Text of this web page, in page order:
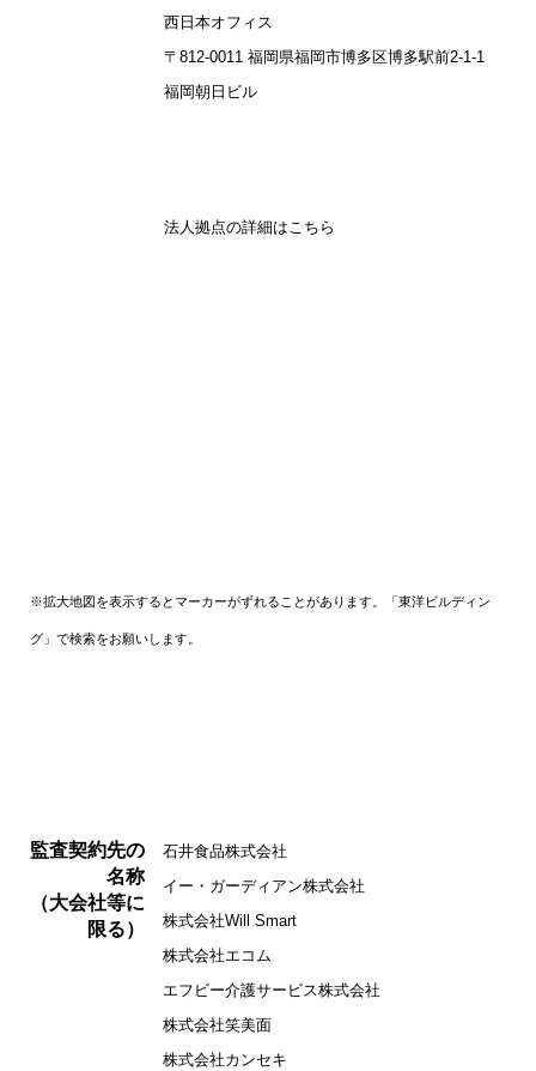
西日本オフィス
〒812-0011 福岡県福岡市博多区博多駅前2-1-1
福岡朝日ビル
法人拠点の詳細はこちら
※拡大地図を表示するとマーカーがずれることがあります。「東洋ビルディン
グ」で検索をお願いします。
監査契約先の
名称
（大会社等に
限る）
石井食品株式会社
イー・ガーディアン株式会社
株式会社Will Smart
株式会社エコム
エフビー介護サービス株式会社
株式会社笑美面
株式会社カンセキ